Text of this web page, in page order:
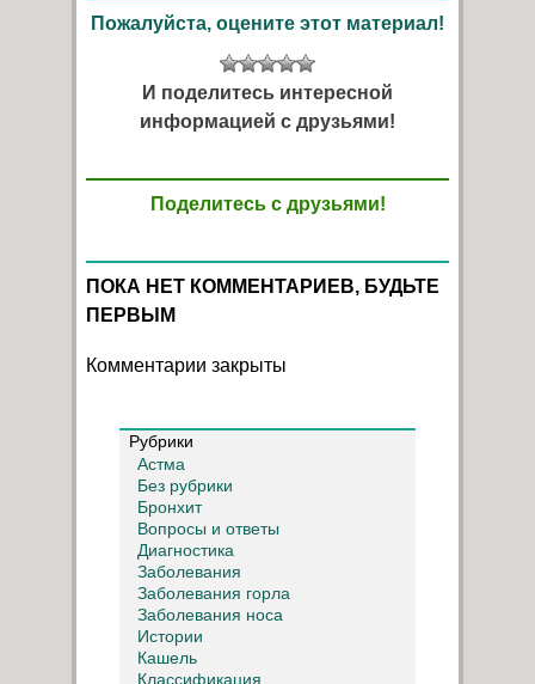
Пожалуйста, оцените этот материал!
И поделитесь интересной
информацией с друзьями!
Поделитесь с друзьями!
ПОКА НЕТ КОММЕНТАРИЕВ, БУДЬТЕ
ПЕРВЫМ
Комментарии закрыты
Рубрики
Астма
Без рубрики
Бронхит
Вопросы и ответы
Диагностика
Заболевания
Заболевания горла
Заболевания носа
Истории
Кашель
Классификация